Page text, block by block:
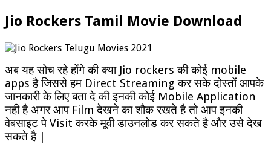
Jio Rockers Tamil Movie Download
अब यह सोच रहे होंगे की क्या Jio rockers की कोई mobile
apps है जिससे हम Direct Streaming कर सके दोस्तों आपके
जानकारी के लिए बता दे की इनकी कोई Mobile Application
नही है अगर आप Film देखने का शौक रखते है तो आप इनकी
वेबसाइट पे Visit करके मूवी डाउनलोड कर सकते है और उसे देख
सकते है |